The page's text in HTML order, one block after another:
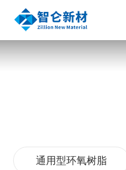
通用型环氧树脂